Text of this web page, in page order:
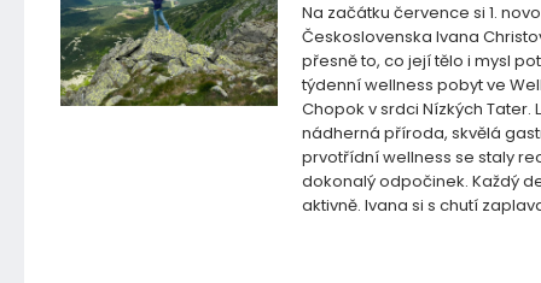
Na začátku července si 1.
Československa Ivana
přesně to, co její tělo i mysl
týdenní wellness pobyt ve
Chopok v srdci Nízkých Tater.
nádherná příroda, skvělá
prvotřídní wellness se staly
dokonalý odpočinek. Každý
aktivně. Ivana si s chutí